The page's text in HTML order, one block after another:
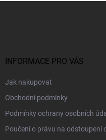
INFORMACE PRO VÁS
Jak nakupovat
Obchodní podmínky
Podmínky ochrany osobních
Poučení o právu na odstoupení